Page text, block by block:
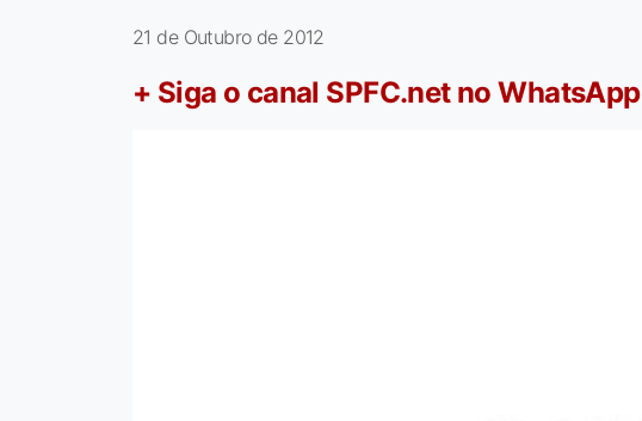
21 de Outubro de 2012
+ Siga o canal SPFC.net no WhatsApp